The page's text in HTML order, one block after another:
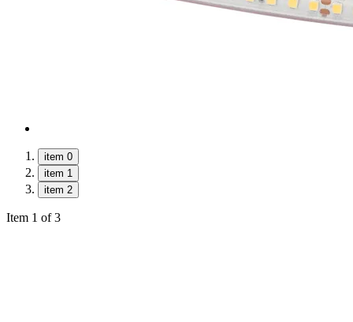
item 0
item 1
item 2
Item 1 of 3